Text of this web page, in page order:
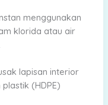
menggunakan
klorida atau air
lapisan interior
(HDPE)